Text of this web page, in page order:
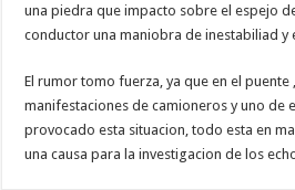
una piedra que impacto sobre el espejo
conductor una maniobra de inestabiliad y
El rumor tomo fuerza, ya que en el puente
manifestaciones de camioneros y uno de
provocado esta situacion, todo esta en
una causa para la investigacion de los